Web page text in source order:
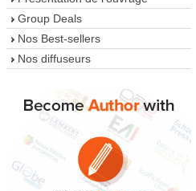
Group Deals
Nos Best-sellers
Nos diffuseurs